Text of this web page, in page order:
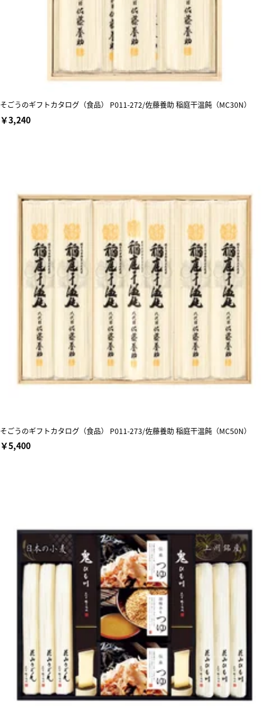
そごうのギフトカタログ（食品） P011-272/佐藤養助 稲庭干温飩（MC30N）
￥3,240
そごうのギフトカタログ（食品） P011-273/佐藤養助 稲庭干温飩（MC50N）
￥5,400